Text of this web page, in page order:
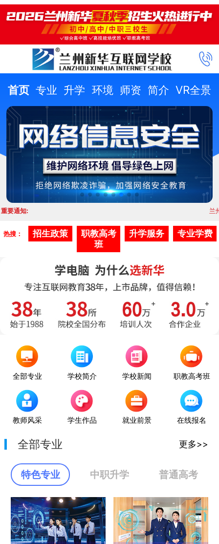
首页 专业 升学 环境 师资 简介 VR全景
重要通知: 兰州新华
热搜： 招生政策
职教高考
班
升学服务 专业学费
全部专业 学校简介 学校新闻 职教高考班
教师风采 学生作品 就业前景 在线报名
全部专业 更多>>
特色专业 中职升学 普通高考